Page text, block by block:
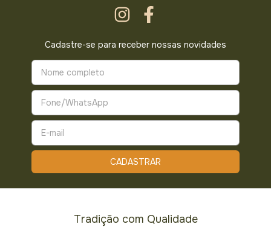
Cadastre-se para receber nossas novidades
Tradição com Qualidade